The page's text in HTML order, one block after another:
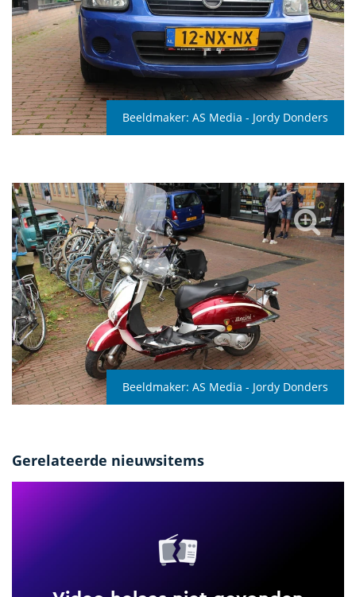
Beeldmaker: AS Media - Jordy Donders
Beeldmaker: AS Media - Jordy Donders
Gerelateerde nieuwsitems